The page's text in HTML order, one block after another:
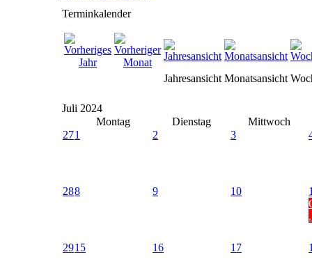
Terminkalender
Jahresansicht Monatsansicht
Juli 2024
Montag
Dienstag
Mittwoch
271 2 3
288 9 10
2915 16 17